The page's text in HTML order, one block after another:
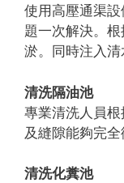
使用高壓通渠
題一次解決。
淤。同時注入清
清洗隔油池
專業清洗人員
及縫隙能夠完全
清洗化糞池